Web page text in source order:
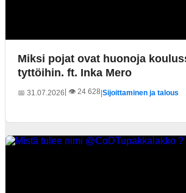
Miksi pojat ovat huonoja
tyttöihin. ft. Inka Mero
📅 31.07.2026 | 👁️ 24 628|Sijoittaminen ja talous